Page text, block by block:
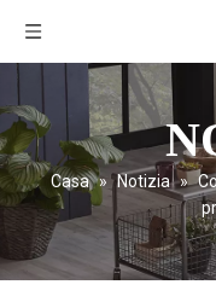
Casa » Notizia »